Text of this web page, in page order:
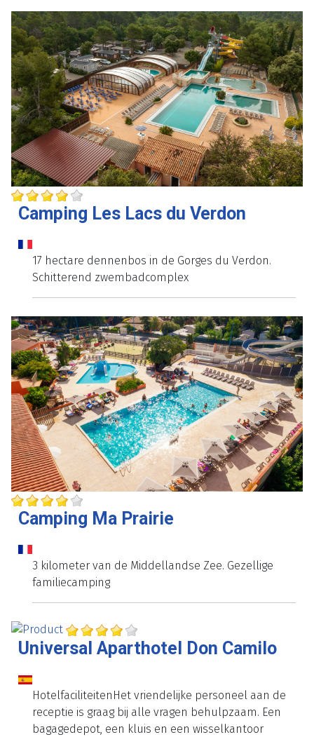
Camping Les Lacs du Verdon
17 hectare dennenbos in de Gorges du Verdon.
Schitterend zwembadcomplex
Camping Ma Prairie
3 kilometer van de Middellandse Zee. Gezellige
familiecamping
Universal Aparthotel Don Camilo
HotelfaciliteitenHet vriendelijke personeel aan de
receptie is graag bij alle vragen behulpzaam. Een
bagagedepot, een kluis en een wisselkantoor